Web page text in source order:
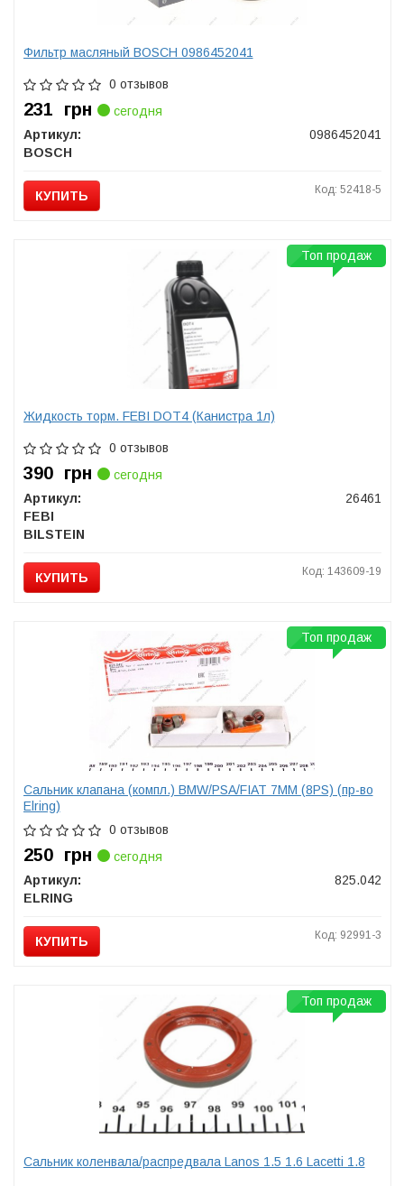
Фильтр масляный BOSCH 0986452041
0 отзывов
231 грн
сегодня
Артикул:
0986452041
BOSCH
КУПИТЬ Код: 52418-5
Жидкость торм. FEBI DOT4 (Канистра 1л)
0 отзывов
390 грн
сегодня
Артикул:
26461
FEBI
BILSTEIN
КУПИТЬ Код: 143609-19
Топ продаж
Сальник клапана (компл.) BMW/PSA/FIAT 7MM (8PS) (пр-во
Elring)
0 отзывов
250 грн
сегодня
Артикул:
825.042
ELRING
КУПИТЬ Код: 92991-3
Топ продаж
Сальник коленвала/распредвала Lanos 1.5 1.6 Lacetti 1.8
Топ продаж